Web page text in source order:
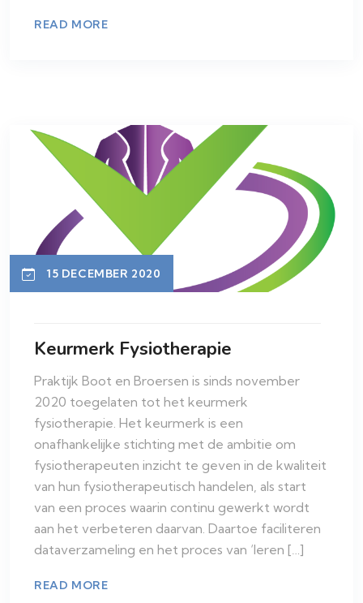
READ MORE
15 DECEMBER 2020
Keurmerk Fysiotherapie
Praktijk Boot en Broersen is sinds november
2020 toegelaten tot het keurmerk
fysiotherapie. Het keurmerk is een
onafhankelijke stichting met de ambitie om
fysiotherapeuten inzicht te geven in de kwaliteit
van hun fysiotherapeutisch handelen, als start
van een proces waarin continu gewerkt wordt
aan het verbeteren daarvan. Daartoe faciliteren
dataverzameling en het proces van ‘leren […]
READ MORE